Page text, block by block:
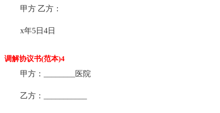
甲方 乙方：
x年5日4日
调解协议书(范本)4
甲方：________医院
乙方：___________